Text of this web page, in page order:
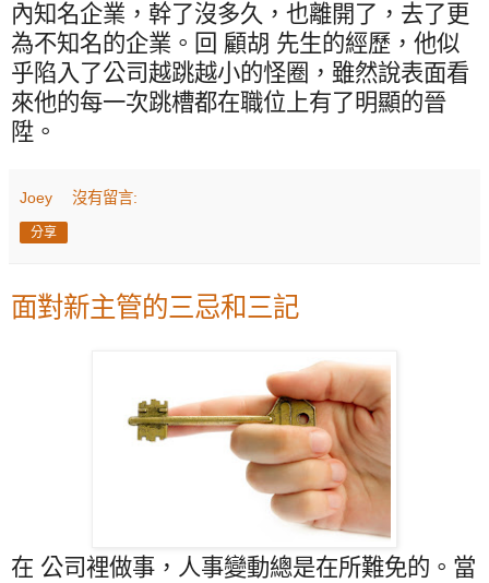
內知名企業，幹了沒多久，也離開了，去了更
為不知名的企業。回 顧胡 先生的經歷，他似
乎陷入了公司越跳越小的怪圈，雖然說表面看
來他的每一次跳槽都在職位上有了明顯的晉
陞。
Joey 沒有留言:
分享
面對新主管的三忌和三記
在 公司裡做事，人事變動總是在所難免的。當